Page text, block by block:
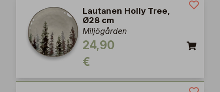
Lautanen Holly Tree,
Ø28 cm
Miljögården
24,90
€